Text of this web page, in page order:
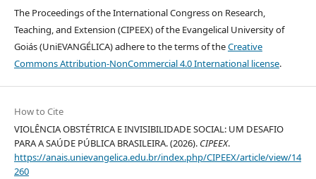
The Proceedings of the International Congress on Research,
Teaching, and Extension (CIPEEX) of the Evangelical University of
Goiás (UniEVANGÉLICA) adhere to the terms of theCreative
Commons Attribution-NonCommercial 4.0 International license.
How to Cite
VIOLÊNCIA OBSTÉTRICA E INVISIBILIDADE SOCIAL: UM DESAFIO
PARA A SAÚDE PÚBLICA BRASILEIRA. (2026). CIPEEX.
https://anais.unievangelica.edu.br/index.php/CIPEEX/article/view/14
260